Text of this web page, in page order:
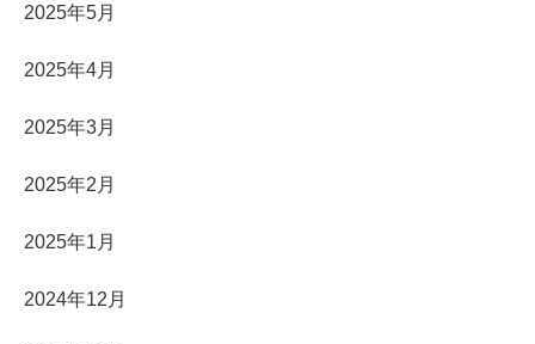
2025年5月
2025年4月
2025年3月
2025年2月
2025年1月
2024年12月